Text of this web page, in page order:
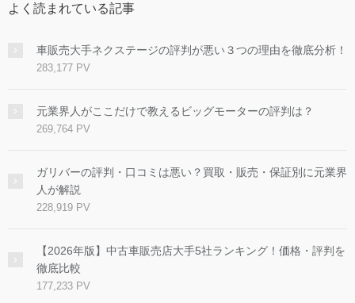
よく読まれている記事
車販売大手ネクステージの評判が悪い３つの理由を徹底分析！
283,177 PV
元業界人がここだけで教えるビッグモーターの評判は？
269,764 PV
ガリバーの評判・口コミは悪い？買取・販売・保証別に元業界
人が解説
228,919 PV
【2026年版】中古車販売店大手5社ランキング！価格・評判を
徹底比較
177,233 PV